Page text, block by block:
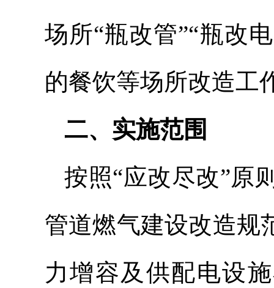
场所“瓶改管”“瓶改
的餐饮等场所改造工
二、实施范围
按照“应改尽改”原
管道燃气建设改造规
力增容及供配电设